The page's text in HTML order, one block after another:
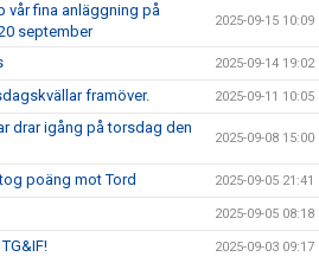
vår fina anläggning på
september
2025-09-15 10:09
2025-09-14 19:02
framöver. 2025-09-11 10:05
drar igång på torsdag den
2025-09-08 15:00
poäng mot Tord 2025-09-05 21:41
2025-09-05 08:18
2025-09-03 09:17